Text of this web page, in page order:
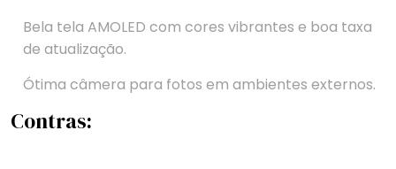
Bela tela AMOLED com cores vibrantes e boa taxa
de atualização.
Ótima câmera para fotos em ambientes externos.
Contras: